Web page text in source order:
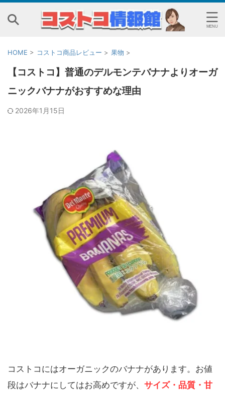
HOME > コストコ商品レビュー > 果物 >
【コストコ】普通のデルモンテバナナよりオーガ
ニックバナナがおすすめな理由
2026年1月15日
コストコにはオーガニックのバナナがあります。 お値
段はバナナにしてはお高めですが、 サイズ・品質・甘